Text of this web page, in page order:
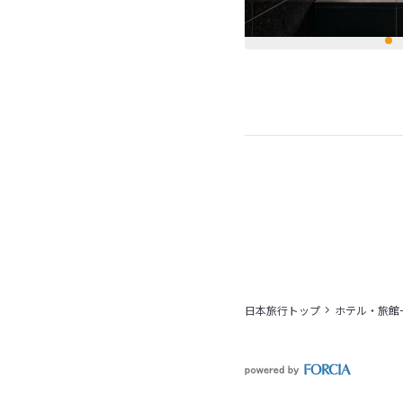
日本旅行トップ ホテル・旅館